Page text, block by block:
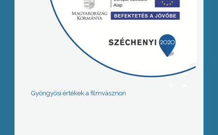
Gyöngyösi értékek a filmvásznon